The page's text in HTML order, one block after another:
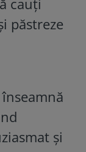
păstreze
și